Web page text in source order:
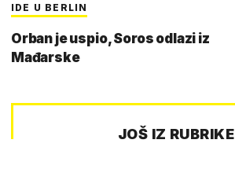
IDE U BERLIN
Orban je uspio, Soros odlazi iz
Mađarske
JOŠ IZ RUBRIKE